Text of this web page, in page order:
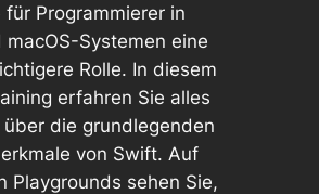
für Programmierer in
macOS-Systemen eine
Rolle. In diesem
erfahren Sie alles
die grundlegenden
von Swift. Auf
Playgrounds sehen Sie,